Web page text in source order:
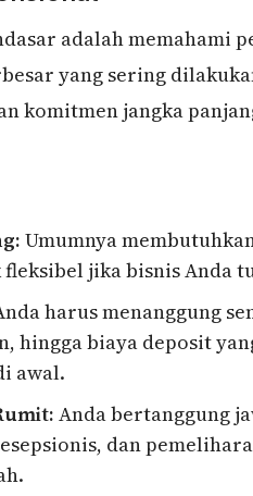
adalah memahami
yang sering
komitmen jangka
Umumnya
jika bisnis Anda
harus menanggung
biaya deposit
awal.
Anda bertanggung
dan